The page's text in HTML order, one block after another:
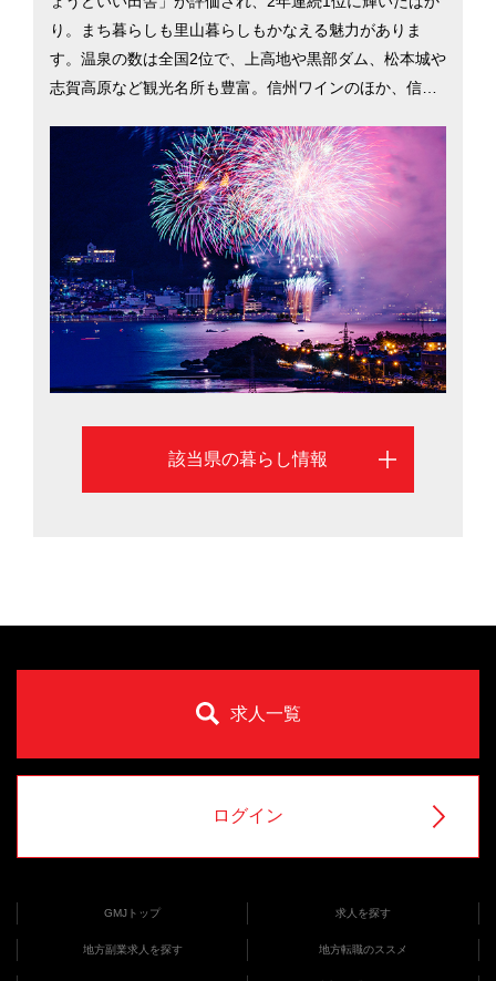
り。まち暮らしも里山暮らしもかなえる魅力がありま
す。温泉の数は全国2位で、上高地や黒部ダム、松本城や
志賀高原など観光名所も豊富。信州ワインのほか、信州
は安心して子どもを産み、育てられるよう多子世帯の保
育料を減免。女性の就業率全国 2位や高齢者就業率は日
本一（2015年）など誰にでも居場所がある県づくりを進
めています。長野市と松本市を中心に、長野県への移住
を検討するのに役立つ情報を掲載しています。北アルプ
スをのぞむ雄大な自然と、大都市圏への好アクセスが魅
力の長野県。認定NPO法人ふるさと回帰支援センター
（東京）による移住希望地域ランキングでは「ちょうど
いい田舎」が評価され、2年連続1位に輝いたばかり。ま
など観光名所も豊富。信州ワインのほか、信州ジビエや
大王わさびなど食の豊かさも魅力です。長野県は安心し
該当県の暮らし情報
求人一覧
ログイン
GMJトップ 求人を探す
地方副業求人を探す 地方転職のススメ